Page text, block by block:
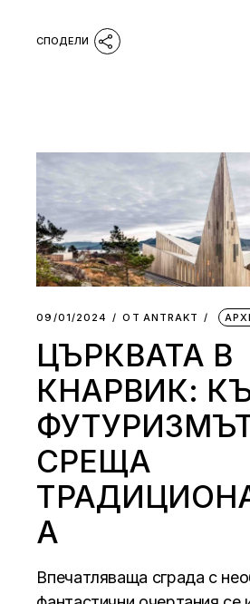
09/01/2024 ОТ АNTRAKT
ЦЪРКВАТА В
КНАРВИК:
СРЕЩА
А
Впечатляваща сграда с